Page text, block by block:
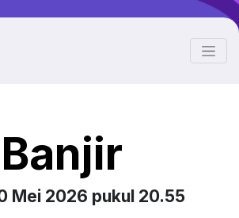
Banjir
Mei 2026 pukul 20.55